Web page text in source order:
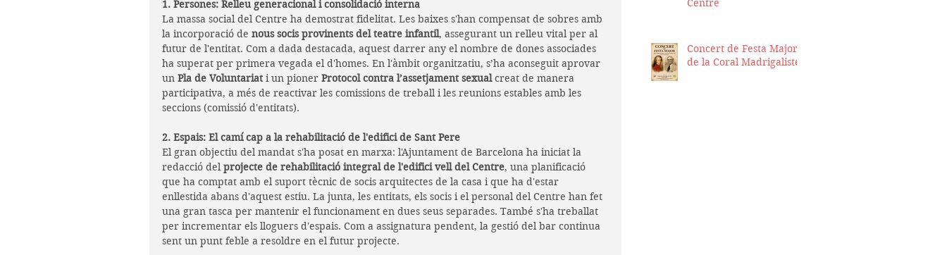
1. Persones: Relleu generacional i consolidació interna
La massa social del Centre ha demostrat fidelitat. Les baixes s'han compensat de sobres amb
la incorporació de nous socis provinents del teatre infantil, assegurant un relleu vital per al
futur de l'entitat. Com a dada destacada, aquest darrer any el nombre de dones associades
ha superat per primera vegada el d'homes. En l'àmbit organitzatiu, s’ha aconseguit aprovar
un Pla de Voluntariat i un pioner Protocol contra l’assetjament sexual creat de manera
participativa, a més de reactivar les comissions de treball i les reunions estables amb les
seccions (comissió d'entitats).
2. Espais: El camí cap a la rehabilitació de l'edifici de Sant Pere
El gran objectiu del mandat s'ha posat en marxa: l'Ajuntament de Barcelona ha iniciat la
redacció del projecte de rehabilitació integral de l'edifici vell del Centre, una planificació
que ha comptat amb el suport tècnic de socis arquitectes de la casa i que ha d'estar
enllestida abans d'aquest estiu. La junta, les entitats, els socis i el personal del Centre han fet
una gran tasca per mantenir el funcionament en dues seus separades. També s'ha treballat
per incrementar els lloguers d'espais. Com a assignatura pendent, la gestió del bar continua
sent un punt feble a resoldre en el futur projecte.
Centre
Concert de Festa Major
de la Coral Madrigalistes